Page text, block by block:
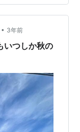
負けん気で走
走区間3本はキロ
ツかったけ
は車の12ヶ月
• 3年前
いつしか秋の